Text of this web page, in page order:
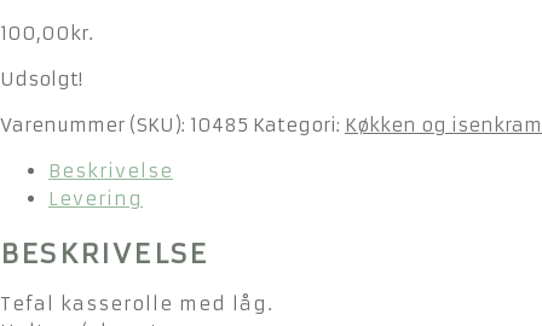
100,00 kr.
Udsolgt!
Varenummer (SKU): 10485 Kategori: Køkken og isenkram
Beskrivelse
Levering
BESKRIVELSE
Tefal kasserolle med låg.